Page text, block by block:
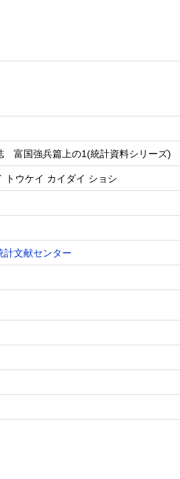
富国強兵篇上の1(統計資料シリーズ)
トウケイ カイダイ ショシ
計文献センター